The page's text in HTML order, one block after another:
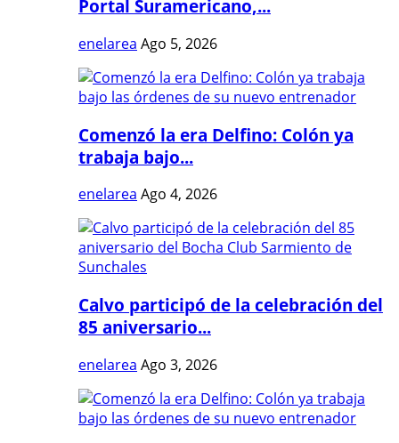
Portal Suramericano,...
enelarea Ago 5, 2026
Comenzó la era Delfino: Colón ya
trabaja bajo...
enelarea Ago 4, 2026
Calvo participó de la celebración del
85 aniversario...
enelarea Ago 3, 2026